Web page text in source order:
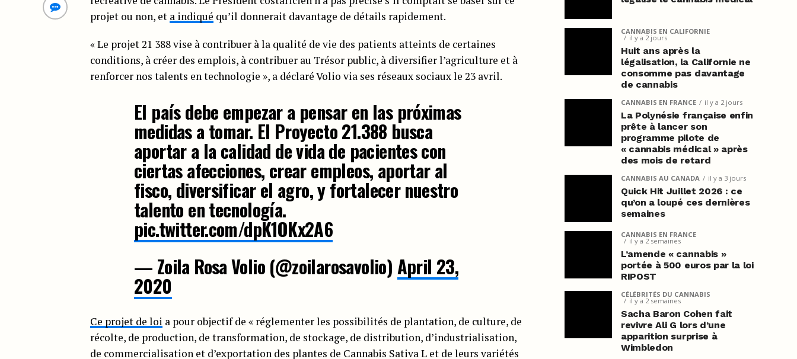
projet ou non, et a indiqué qu’il donnerait davantage de détails rapidement.
« Le projet 21 388 vise à contribuer à la qualité de vie des patients atteints de certaines
conditions, à créer des emplois, à contribuer au Trésor public, à diversifier l’agriculture et à
renforcer nos talents en technologie », a déclaré Volio via ses réseaux sociaux le 23 avril.
El país debe empezar a pensar en las próximas
medidas a tomar. El Proyecto 21.388 busca
aportar a la calidad de vida de pacientes con
ciertas afecciones, crear empleos, aportar al
fisco, diversificar el agro, y fortalecer nuestro
talento en tecnología.
pic.twitter.com/dpK1OKx2A6
— Zoila Rosa Volio (@zoilarosavolio) April 23,
2020
Ce projet de loi a pour objectif de « réglementer les possibilités de plantation, de culture, de
récolte, de production, de transformation, de stockage, de distribution, d’industrialisation,
de commercialisation et d’exportation des plantes de Cannabis Sativa L et de leurs variétés
CANNABIS EN CALIFORNIE
il y a 2 jours
Huit ans après la
légalisation, la Californie ne
consomme pas davantage
de cannabis
CANNABIS EN FRANCE il y a 2 jours
La Polynésie française enfin
prête à lancer son
programme pilote de
« cannabis médical » après
des mois de retard
CANNABIS AU CANADA il y a 3 jours
Quick Hit Juillet 2026 : ce
qu’on a loupé ces dernières
semaines
CANNABIS EN FRANCE
il y a 2 semaines
L’amende « cannabis »
portée à 500 euros par la loi
RIPOST
CÉLÉBRITÉS DU CANNABIS
il y a 2 semaines
Sacha Baron Cohen fait
revivre Ali G lors d’une
apparition surprise à
Wimbledon